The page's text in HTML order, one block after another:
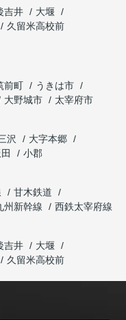
吉井
大堰
久留米高校前
前町
うきは市
大野城市
太宰府市
沢
大字本郷
小郡
甘木鉄道
州新幹線
西鉄太宰府線
吉井
大堰
久留米高校前